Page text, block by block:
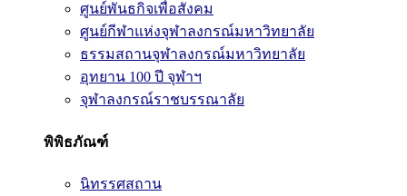
ศูนย์พันธกิจเพื่อสังคม
ศูนย์กีฬาแห่งจุฬาลงกรณ์มหาวิทยาลัย
ธรรมสถานจุฬาลงกรณ์มหาวิทยาลัย
อุทยาน 100 ปี จุฬาฯ
จุฬาลงกรณ์ราชบรรณาลัย
พิพิธภัณฑ์
นิทรรศสถาน